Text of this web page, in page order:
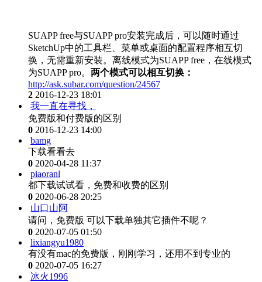
SUAPP free与SUAPP pro安装完成后，可以随时通过
SketchUp中的工具栏、菜单或桌面的配置程序相互切
换，无需重新安装。离线模式为SUAPP free，在线模式
为SUAPP pro。 两个模式可以相互切换：​
http://ask.subar.com/question/24567
2 2016-12-23 18:01
我一直在寻找，
免费版和付费版的区别
0 2016-12-23 14:00
bamg
下载看看去
0 2020-04-28 11:37
piaoranl
都下载试试看，免费和收费的区别
0 2020-06-28 20:25
山口山阿
请问，免费版 可以下载单独其它插件不呢？
0 2020-07-05 01:50
lixiangyu1980
有没有mac的免费版，刚刚学习，还用不到专业的
0 2020-07-05 16:27
冰火1996